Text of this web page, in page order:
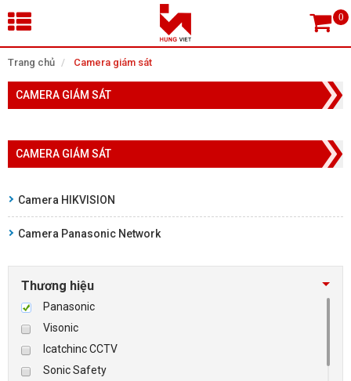
Trang chủ Camera giám sát
CAMERA GIÁM SÁT
CAMERA GIÁM SÁT
Camera HIKVISION
Camera Panasonic Network
Thương hiệu
Panasonic
Visonic
Icatchinc CCTV
Sonic Safety
×
Tìm theo danh mục
TRANG CHỦ
CAMERA GIÁM SÁT
KIỂM SOÁT VÀO RA